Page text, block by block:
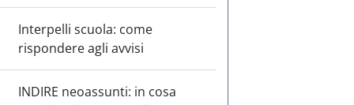
Interpelli scuola: come
rispondere agli avvisi
INDIRE neoassunti: in cosa